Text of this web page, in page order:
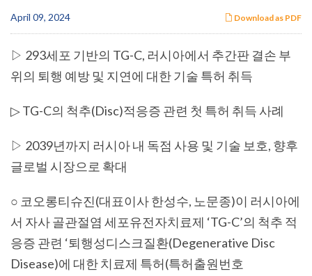
Download as PDF
April 09, 2024
▷ 293세포 기반의 TG-C, 러시아에서 추간판 결손 부
위의 퇴행 예방 및 지연에 대한 기술 특허 취득
▷ TG-C의 척추(Disc)적응증 관련 첫 특허 취득 사례
▷ 2039년까지 러시아 내 독점 사용 및 기술 보호, 향후
글로벌 시장으로 확대
○ 코오롱티슈진(대표이사 한성수, 노문종)이 러시아에
서 자사 골관절염 세포유전자치료제 ‘TG-C’의 척추 적
응증 관련 ‘퇴행성디스크질환(Degenerative Disc
Disease)에 대한 치료제 특허(특허출원번호